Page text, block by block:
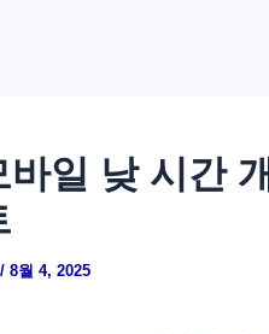
바일 낮 시간
/ 8월 4, 2025